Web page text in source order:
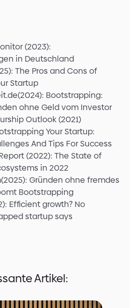
(2023):
in Deutschland
The Pros and Cons of
Startup
Bootstrapping:
ohne Geld vom Investor
Outlook (2021)
Your Startup:
And Tips For Success
(2022): The State of
in 2022
Gründen ohne fremdes
Bootstrapping
Efficient growth? No
startup says
Artikel: